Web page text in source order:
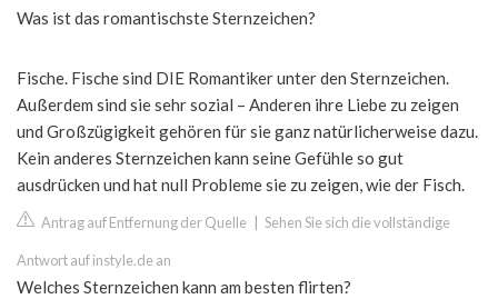
Was ist das romantischste Sternzeichen?
Fische. Fische sind DIE Romantiker unter den Sternzeichen.
Außerdem sind sie sehr sozial – Anderen ihre Liebe zu zeigen
und Großzügigkeit gehören für sie ganz natürlicherweise dazu.
Kein anderes Sternzeichen kann seine Gefühle so gut
ausdrücken und hat null Probleme sie zu zeigen, wie der Fisch.
Antrag auf Entfernung der Quelle Sehen Sie sich die vollständige
Antwort auf instyle.de an
Welches Sternzeichen kann am besten flirten?